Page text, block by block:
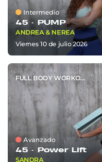
Intermedio
45 · PUMP
ANDREA & NEREA
viernes 10 de julio 2026
FULL BODY WORKOUT
Avanzado
45 · Power Lift
SANDRA